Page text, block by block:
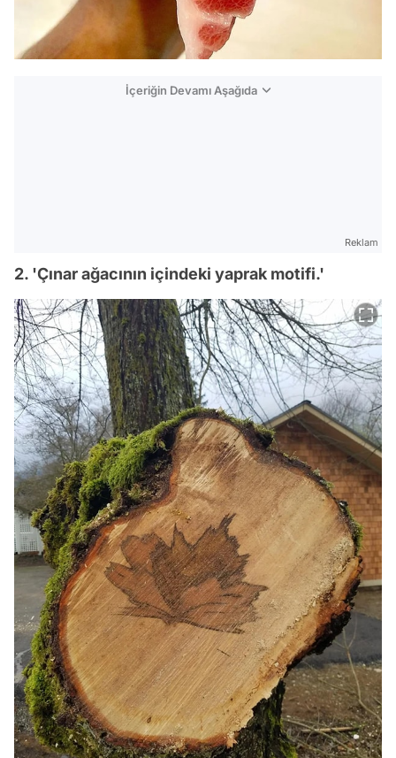
İçeriğin Devamı Aşağıda
Reklam
2. 'Çınar ağacının içindeki yaprak motifi.'